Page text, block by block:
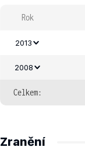
Rok
2013
2008
Celkem:
Zranění